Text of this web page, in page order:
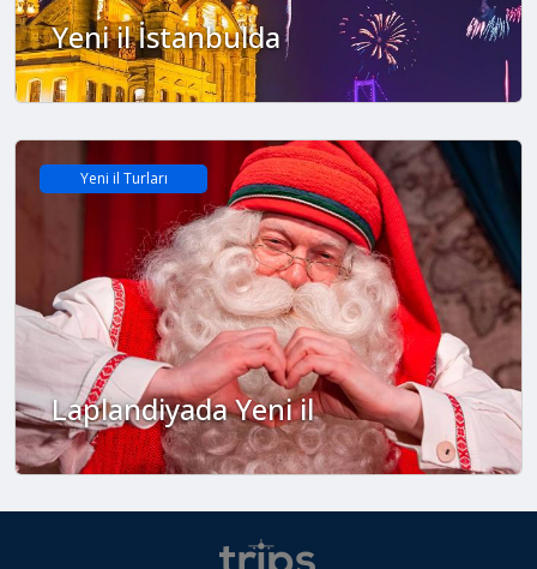
Yeni il İstanbulda
Yeni il Turları
Laplandiyada Yeni il